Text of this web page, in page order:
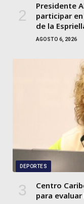
Presidente
participar
de la
AGOSTO 6, 2026
DEPORTES
Centro
para